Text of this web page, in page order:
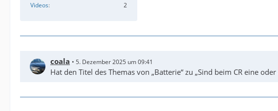
Videos
2
coala 5. Dezember 2025 um 09:41
Hat den Titel des Themas von „Batterie“ zu „Sind beim CR eine